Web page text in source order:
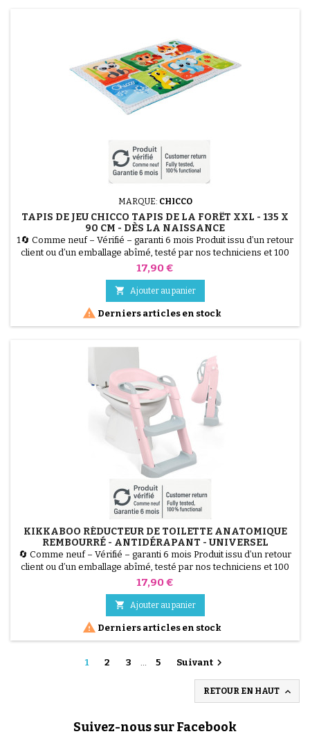
MARQUE: CHICCO
TAPIS DE JEU CHICCO TAPIS DE LA FORÊT XXL - 135 X
90 CM - DÈS LA NAISSANCE
1🔄 Comme neuf – Vérifié – garanti 6 mois Produit issu d’un retour
client ou d’un emballage abîmé, testé par nos techniciens et 100
% fonctionnel. Offrez à votre bébé un espace de jeu géant avec le
larges (135 x 90 cm) offrent une liberté de mouvement unique. Ce
tapis doux, rembourré et très...
Prix
17,90 €
 Ajouter au panier
 Derniers articles en stock
KIKKABOO RÉDUCTEUR DE TOILETTE ANATOMIQUE
REMBOURRÉ - ANTIDÉRAPANT - UNIVERSEL
🔄 Comme neuf – Vérifié – garanti 6 mois Produit issu d’un retour
client ou d’un emballage abîmé, testé par nos techniciens et 100
% fonctionnel. Le Réducteur de Toilette KikkaBoo facilite
anatomique et d'un rembourrage doux pour un confort maximal
de l'enfant. Antidérapant et équipé de poignées de...
Prix
17,90 €
 Ajouter au panier
 Derniers articles en stock
1 2 3 5 Suivant
RETOUR EN HAUT 
Suivez-nous sur Facebook